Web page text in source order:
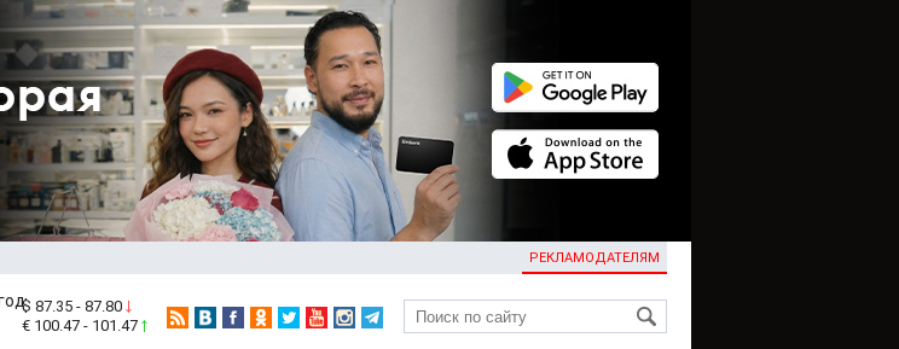
РЕКЛАМОДАТЕЛЯМ
KG
$ 87.35 - 87.80
€ 100.47 - 101.47